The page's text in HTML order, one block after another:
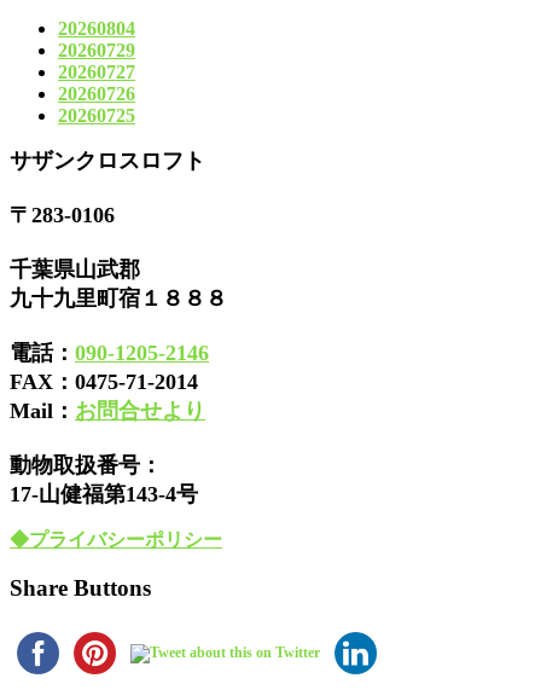
20260804
20260729
20260727
20260726
20260725
サザンクロスロフト
〒283-0106
千葉県山武郡
九十九里町宿１８８８
電話： 090-1205-2146
FAX： 0475-71-2014
Mail： お問合せより
動物取扱番号：
17-山健福第143-4号
◆プライバシーポリシー
Share Buttons